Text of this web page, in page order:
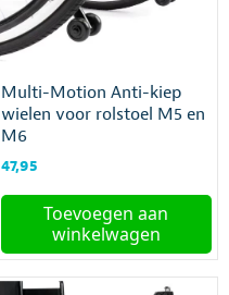
Multi-Motion Anti-kiep
wielen voor rolstoel M5 en
M6
47,95
Toevoegen aan
winkelwagen